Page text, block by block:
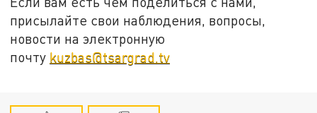
присылайте свои наблюдения, вопросы,
новости на электронную
почту kuzbas@tsargrad.tv